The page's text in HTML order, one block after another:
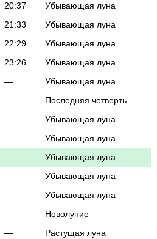
20:37
Убывающая луна
21:33
Убывающая луна
22:29
Убывающая луна
23:26
Убывающая луна
—
Убывающая луна
—
Последняя четверть
—
Убывающая луна
—
Убывающая луна
—
Убывающая луна
—
Убывающая луна
—
Убывающая луна
—
Новолуние
—
Растущая луна